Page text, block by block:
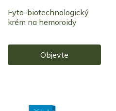
Fyto-biotechnologický
krém na hemoroidy
Objevte